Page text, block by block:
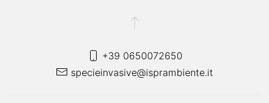
+39 0650072650
specieinvasive@isprambiente.it